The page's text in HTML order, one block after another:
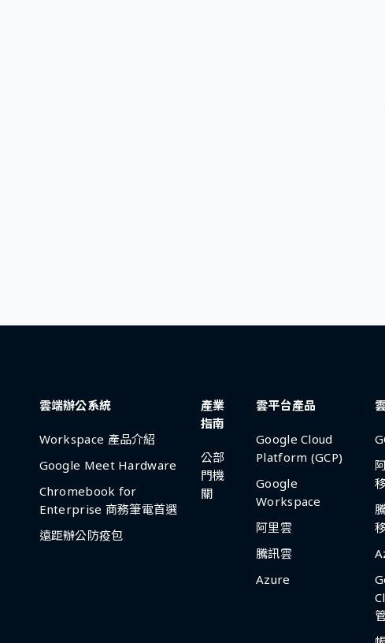
雲端辦公系統
Workspace 產品介紹
Google Meet Hardware
Chromebook for
Enterprise 商務筆電首選
遠距辦公防疫包
產業
指南
公部
門機
關
雲平台產品
Google Cloud
Platform (GCP)
Google
Workspace
阿里雲
騰訊雲
Azure